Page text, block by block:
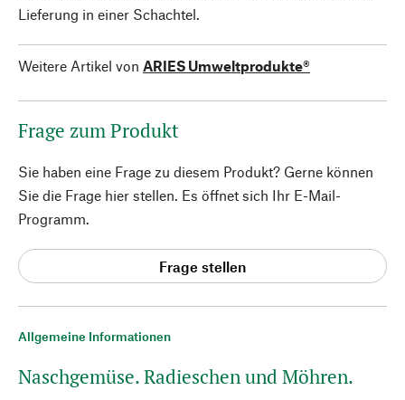
Allgemeine Informationen
Naschgemüse. Radieschen und Möhren.
Lieferung in einer Schachtel.
Weitere Artikel von ARIES Umweltprodukte®
Frage zum Produkt
Sie haben eine Frage zu diesem Produkt? Gerne können
Sie die Frage hier stellen. Es öffnet sich Ihr E-Mail-
Programm.
Frage stellen